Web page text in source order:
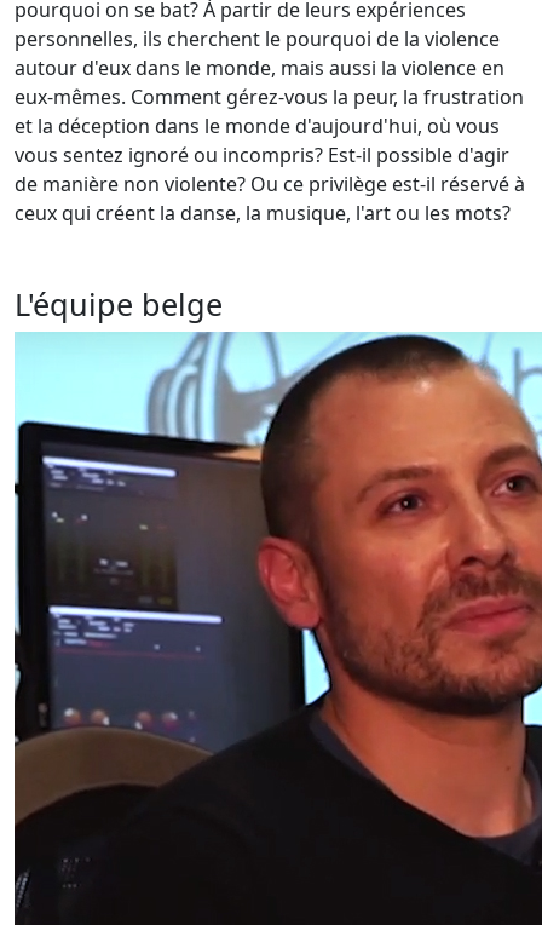
pourquoi on se bat? À partir de leurs expériences
personnelles, ils cherchent le pourquoi de la violence
autour d'eux dans le monde, mais aussi la violence en
eux-mêmes. Comment gérez-vous la peur, la frustration
et la déception dans le monde d'aujourd'hui, où vous
vous sentez ignoré ou incompris? Est-il possible d'agir
de manière non violente? Ou ce privilège est-il réservé à
ceux qui créent la danse, la musique, l'art ou les mots?
L'équipe belge